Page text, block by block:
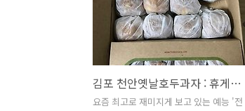
김포 천안옛날호두과자 : 휴게소보다 맛있는 호두과자
요즘 최고로 재미지게 보고 있는 예능 '전